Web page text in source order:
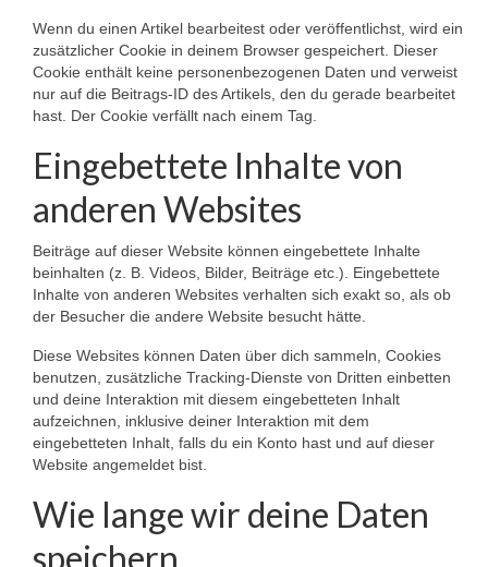
Wenn du einen Artikel bearbeitest oder veröffentlichst, wird ein
zusätzlicher Cookie in deinem Browser gespeichert. Dieser
Cookie enthält keine personenbezogenen Daten und verweist
nur auf die Beitrags-ID des Artikels, den du gerade bearbeitet
hast. Der Cookie verfällt nach einem Tag.
Eingebettete Inhalte von
anderen Websites
Beiträge auf dieser Website können eingebettete Inhalte
beinhalten (z. B. Videos, Bilder, Beiträge etc.). Eingebettete
Inhalte von anderen Websites verhalten sich exakt so, als ob
der Besucher die andere Website besucht hätte.
Diese Websites können Daten über dich sammeln, Cookies
benutzen, zusätzliche Tracking-Dienste von Dritten einbetten
und deine Interaktion mit diesem eingebetteten Inhalt
aufzeichnen, inklusive deiner Interaktion mit dem
eingebetteten Inhalt, falls du ein Konto hast und auf dieser
Website angemeldet bist.
Wie lange wir deine Daten
speichern